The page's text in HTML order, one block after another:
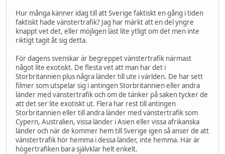
Hur många känner idag till att Sverige faktiskt en gång i tiden
faktiskt hade vänstertrafik? Jag har märkt att en del yngre
knappt vet det, eller möjligen läst lite ytligt om det men inte
riktigt tagit åt sig detta.
För dagens svenskar är begreppet vänstertrafik närmast
något lite exotiskt. De flesta vet att man har det i
Storbritannien plus några länder till ute i världen. De har sett
filmer som utspelar sig i antingen Storbritannien eller andra
länder med vänstertrafik och om de tänker på saken tycker de
att det ser lite exotiskt ut. Flera har rest till antingen
Storbritannien eller till andra länder med vänstertrafik som
Cypern, Australien, vissa länder i Asien eller vissa afrikanska
länder och när de kommer hem till Sverige igen så anser de att
vänstertrafik hör hemma i dessa länder, inte hemma. Här är
högertrafiken bara självklar helt enkelt.